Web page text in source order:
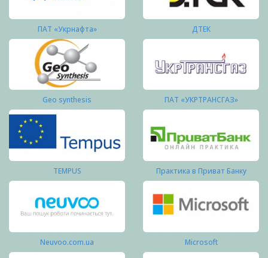
ПАТ «Укрнафта» ДТЕК
Geo synthesis ПАТ «УКРТРАНСГАЗ»
TEMPUS Практика в Приват Банку
Neuvoo.com.ua Microsoft